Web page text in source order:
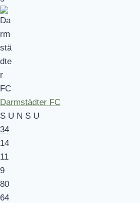
Darmstädter FC
S U N S U
34
14
11
9
80
64